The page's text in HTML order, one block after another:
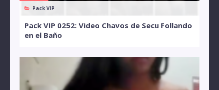
Pack VIP
Pack VIP 0252: Video Chavos de Secu Follando
en el Baño